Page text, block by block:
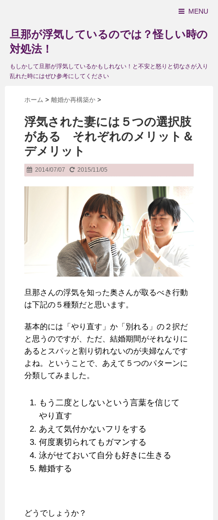
MENU
旦那が浮気しているのでは？怪しい時の
対処法！
もしかして旦那が浮気しているかもしれない！と不安と怒りと切なさが入り
乱れた時にはぜひ参考にしてください
ホーム > 離婚か再構築か >
浮気された妻には５つの選択肢
がある それぞれのメリット＆
デメリット
2014/07/07 2015/11/05
旦那さんの浮気を知った奥さんが取るべき行動
は下記の５種類だと思います。
基本的には「やり直す」か「別れる」の２択だ
と思うのですが、ただ、結婚期間がそれなりに
あるとスパッと割り切れないのが夫婦なんです
よね。ということで、あえて５つのパターンに
分類してみました。
もう二度としないという言葉を信じて
やり直す
あえて気付かないフリをする
何度裏切られてもガマンする
泳がせておいて自分も好きに生きる
離婚する
どうでしょうか？